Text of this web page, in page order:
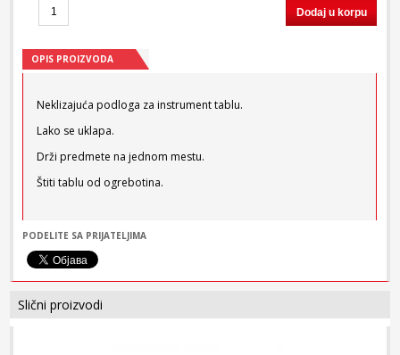
Dodaj u korpu
OPIS PROIZVODA
Neklizajuća podloga za instrument tablu.
Lako se uklapa.
Drži predmete na jednom mestu.
Štiti tablu od ogrebotina.
PODELITE SA PRIJATELJIMA
Slični proizvodi